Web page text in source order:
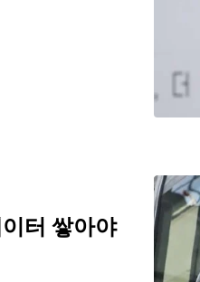
터 쌓아야